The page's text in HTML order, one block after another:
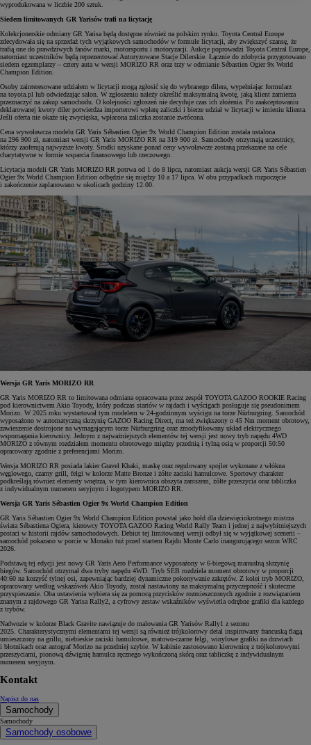
wyprodukowana w liczbie 200 sztuk.
Siedem limitowanych GR Yarisów trafi na licytację
Kolekcjonerskie odmiany GR Yarisa będą dostępne również na polskim rynku. Toyota Central Europe
zdecydowała się na sprzedaż tych wyjątkowych samochodów w formule licytacji, aby zwiększyć szansę, że
trafią one do prawdziwych fanów marki, motorsportu i motoryzacji. Aukcje poprowadzi Toyota Central Europe,
natomiast uczestników będą reprezentować Autoryzowane Stacje Dilerskie. Łącznie do zdobycia przygotowano
siedem egzemplarzy – cztery auta w wersji MORIZO RR oraz trzy w odmianie Sébastien Ogier 9x World
Champion Edition.
Osoby zainteresowane udziałem w licytacji mogą zgłosić się do wybranego dilera, wypełniając formularz
na toyota.pl lub odwiedzając salon. W zgłoszeniu należy określić maksymalną kwotę, jaką klient zamierza
przeznaczyć na zakup samochodu. O kolejności zgłoszeń nie decyduje czas ich złożenia. Po zaakceptowaniu
deklarowanej kwoty diler potwierdza importerowi wpłatę zaliczki i bierze udział w licytacji w imieniu klienta.
Jeśli oferta nie okaże się zwycięska, wpłacona zaliczka zostanie zwrócona.
Cena wywoławcza modelu GR Yaris Sébastien Ogier 9x World Champion Edition została ustalona
na 296 900 zł, natomiast wersji GR Yaris MORIZO RR na 319 900 zł. Samochody otrzymają uczestnicy,
którzy zaoferują najwyższe kwoty. Środki uzyskane ponad ceny wywoławcze zostaną przekazane na cele
charytatywne w formie wsparcia finansowego lub rzeczowego.
Licytacja modeli GR Yaris MORIZO RR potrwa od 1 do 8 lipca, natomiast aukcja wersji GR Yaris Sébastien
Ogier 9x World Champion Edition odbędzie się między 10 a 17 lipca. W obu przypadkach rozpoczęcie
i zakończenie zaplanowano w okolicach godziny 12.00.
Wersja GR Yaris MORIZO RR
GR Yaris MORIZO RR to limitowana odmiana opracowana przez zespół TOYOTA GAZOO ROOKIE Racing
pod kierownictwem Akio Toyody, który podczas startów w rajdach i wyścigach posługuje się pseudonimem
Morizo. W 2025 roku wystartował tym modelem w 24-godzinnym wyścigu na torze Nürburgring. Samochód
wyposażono w automatyczną skrzynię GAZOO Racing Direct, ma też zwiększony o 45 Nm moment obrotowy,
zawieszenie dostrojone na wymagającym torze Nürburgring oraz zmodyfikowany układ elektrycznego
wspomagania kierownicy. Jednym z najważniejszych elementów tej wersji jest nowy tryb napędu 4WD
MORIZO z równym rozdziałem momentu obrotowego między przednią i tylną osią w proporcji 50:50
opracowany zgodnie z preferencjami Morizo.
Wersja MORIZO RR posiada lakier Gravel Khaki, maskę oraz regulowany spojler wykonane z włókna
węglowego, czarny grill, felgi w kolorze Matte Bronze i żółte zaciski hamulcowe. Sportowy charakter
podkreślają również elementy wnętrza, w tym kierownica obszyta zamszem, żółte przeszycia oraz tabliczka
z indywidualnym numerem seryjnym i logotypem MORIZO RR.
Wersja GR Yaris Sébastien Ogier 9x World Champion Edition
GR Yaris Sébastien Ogier 9x World Champion Edition powstał jako hołd dla dziewięciokrotnego mistrza
świata Sébastiena Ogiera, kierowcy TOYOTA GAZOO Racing World Rally Team i jednej z najwybitniejszych
postaci w historii rajdów samochodowych. Debiut tej limitowanej wersji odbył się w wyjątkowej scenerii –
samochód pokazano w porcie w Monako tuż przed startem Rajdu Monte Carlo inaugurującego sezon WRC
2026.
Podstawą tej edycji jest nowy GR Yaris Aero Performance wyposażony w 6-biegową manualną skrzynię
biegów. Samochód otrzymał dwa tryby napędu 4WD. Tryb SEB rozdziela moment obrotowy w proporcji
40:60 na korzyść tylnej osi, zapewniając bardziej dynamiczne pokonywanie zakrętów. Z kolei tryb MORIZO,
opracowany według wskazówek Akio Toyody, został nastawiony na maksymalną przyczepność i skuteczne
przyspieszanie. Oba ustawienia wybiera się za pomocą przycisków rozmieszczonych zgodnie z rozwiązaniem
znanym z rajdowego GR Yarisa Rally2, a cyfrowy zestaw wskaźników wyświetla odrębne grafiki dla każdego
z trybów.
Nadwozie w kolorze Black Gravite nawiązuje do malowania GR Yarisów Rally1 z sezonu
2025. Charakterystycznymi elementami tej wersji są również trójkolorowy detal inspirowany francuską flagą
umieszczony na grillu, niebieskie zaciski hamulcowe, matowo-czarne felgi, winylowe grafiki na drzwiach
i błotnikach oraz autograf Morizo na przedniej szybie. W kabinie zastosowano kierownicę z trójkolorowymi
przeszyciami, pionową dźwignię hamulca ręcznego wykończoną skórą oraz tabliczkę z indywidualnym
numerem seryjnym.
Kontakt
Napisz do nas
Samochody
Samochody
Samochody osobowe